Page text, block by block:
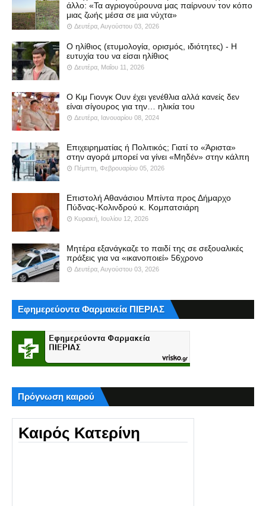
άλλο: «Τα αγριογούρουνα μας παίρνουν τον κόπο
μιας ζωής μέσα σε μια νύχτα»
Δευτέρα, Αυγούστου 03, 2026
Ο ηλίθιος (ετυμολογία, ορισμός, ιδιότητες) - Η
ευτυχία του να είσαι ηλίθιος
Δευτέρα, Μαΐου 11, 2026
Ο Κιμ Γιονγκ Ουν έχει γενέθλια αλλά κανείς δεν
είναι σίγουρος για την… ηλικία του
Δευτέρα, Ιανουαρίου 08, 2024
Επιχειρηματίας ή Πολιτικός; Γιατί το «Άριστα»
στην αγορά μπορεί να γίνει «Μηδέν» στην κάλπη
Πέμπτη, Φεβρουαρίου 05, 2026
Επιστολή Αθανάσιου Μπίντα προς Δήμαρχο
Πύδνας-Κολινδρού κ. Κομπατσιάρη
Κυριακή, Ιουλίου 12, 2026
Μητέρα εξανάγκαζε το παιδί της σε σεξουαλικές
πράξεις για να «ικανοποιεί» 56χρονο
Δευτέρα, Αυγούστου 03, 2026
Εφημερεύοντα Φαρμακεία ΠΙΕΡΙΑΣ
Πρόγνωση καιρού
Καιρός Κατερίνη